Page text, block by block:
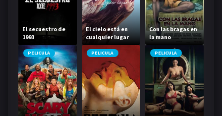
El secuestro de
1993
El cielo está en
cualquier lugar
Con las bragas en
la mano
PELICULA PELICULA PELICULA